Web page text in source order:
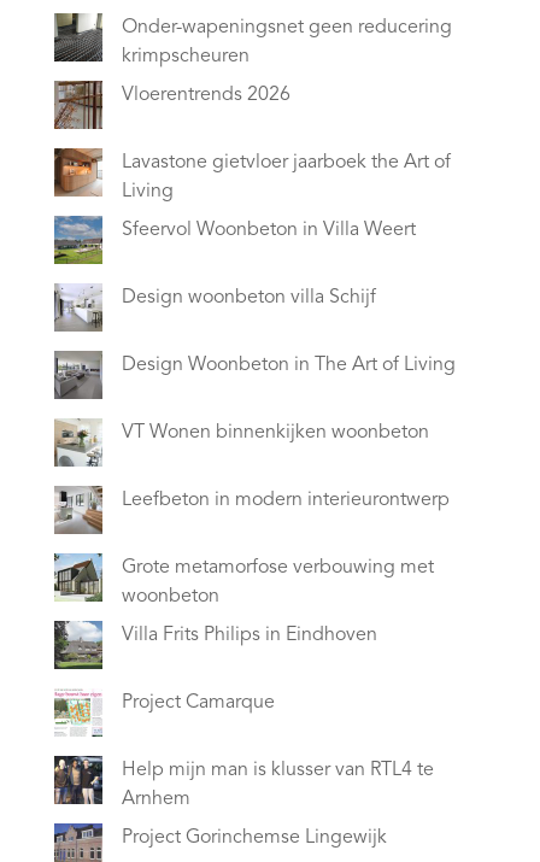
Onder-wapeningsnet geen reducering
krimpscheuren
Vloerentrends 2026
Lavastone gietvloer jaarboek the Art of
Living
Sfeervol Woonbeton in Villa Weert
Design woonbeton villa Schijf
Design Woonbeton in The Art of Living
VT Wonen binnenkijken woonbeton
Leefbeton in modern interieurontwerp
Grote metamorfose verbouwing met
woonbeton
Villa Frits Philips in Eindhoven
Project Camarque
Help mijn man is klusser van RTL4 te
Arnhem
Project Gorinchemse Lingewijk